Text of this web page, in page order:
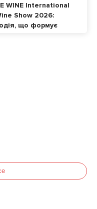
WINE International
Show 2026:
що формує